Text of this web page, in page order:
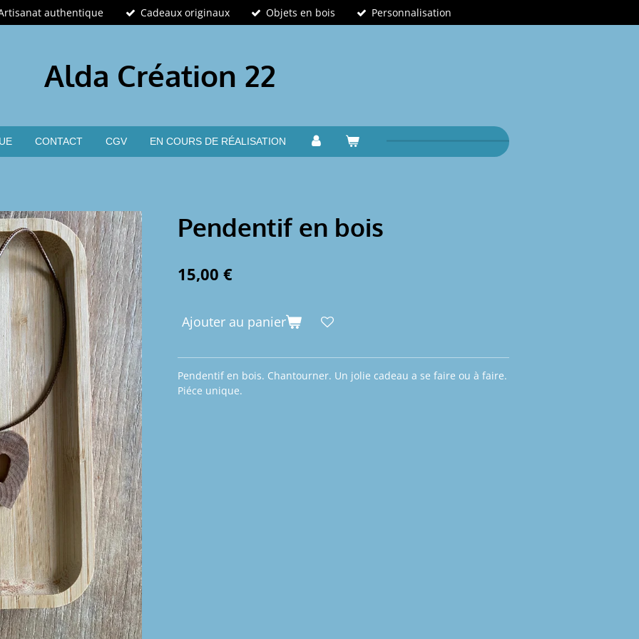
authentique Cadeaux originaux Objets en bois Personnalisation
Alda Création 22
CONTACT CGV EN COURS DE RÉALISATION
Pendentif en bois
15,00 €
Ajouter au panier
Pendentif en bois. Chantourner. Un jolie cadeau a se faire ou à faire.
Piéce unique.